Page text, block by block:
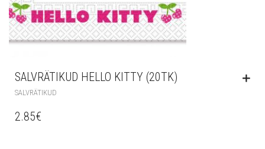
SALVRÄTIKUD HELLO KITTY (20TK)
SALVRÄTIKUD
2.85€